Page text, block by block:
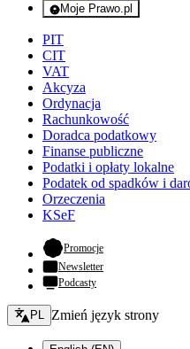
Moje Prawo.pl
- rejestracja i
PIT
CIT
VAT
Akcyza
Ordynacja
Rachunkowość
Doradca podatkowy
Finanse publiczne
Podatki i opłaty lokalne
Podatek od spadków i
Orzeczenia
KSeF
Promocje- otwiera się w nowej
Newsletter
Podcasty
Zmień język - bieżący:
PL Zmień język strony